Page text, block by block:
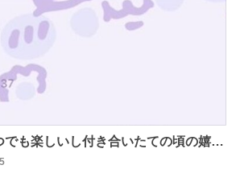
も楽しいし付き合いたての頃の嬉し
るけど(同棲前は1日で各50通くらい
しかったのはこれ